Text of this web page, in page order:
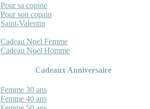
Pour sa copine
Pour son copain
Saint-Valentin
Cadeau Noel Femme
Cadeau Noel Homme
Cadeaux Anniversaire
Femme 30 ans
Femme 40 ans